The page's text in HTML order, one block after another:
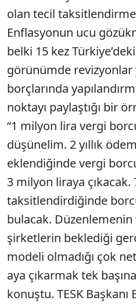
olan tecil
Enflasyonun ucu
belki 15 kez
görünümde revizyonlar
borçlarında
noktayı paylaştığı bir
“1 milyon lira vergi
düşünelim. 2 yıllık
eklendiğinde vergi
3 milyon liraya çıkacak.
taksitlendirdiğinde
bulacak. Düzenlemenin
şirketlerin beklediği
modeli olmadığı çok
aya çıkarmak tek
konuştu. TESK